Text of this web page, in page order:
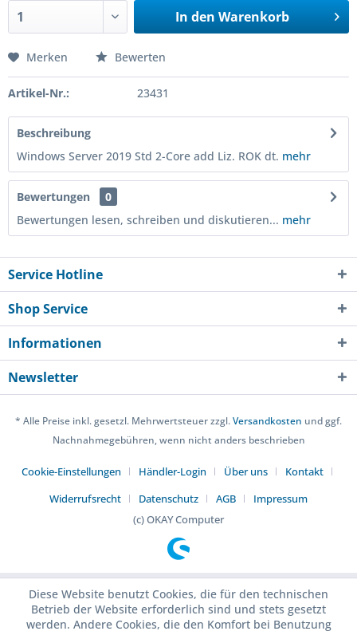
In den Warenkorb
Merken Bewerten
Artikel-Nr.: 23431
Beschreibung
Windows Server 2019 Std 2-Core add Liz. ROK dt. mehr
Bewertungen
0
Bewertungen lesen, schreiben und diskutieren... mehr
Service Hotline
Shop Service
Informationen
Newsletter
* Alle Preise inkl. gesetzl. Mehrwertsteuer zzgl.Versandkosten und ggf.
Nachnahmegebühren, wenn nicht anders beschrieben
Cookie-Einstellungen Händler-Login Über uns
Kontakt
Widerrufsrecht
Datenschutz AGB
Impressum
(c) OKAY Computer
Diese Website benutzt Cookies, die für den technischen
Betrieb der Website erforderlich sind und stets gesetzt
werden. Andere Cookies, die den Komfort bei Benutzung